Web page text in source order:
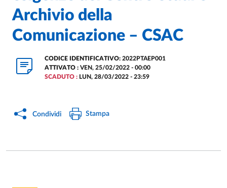
Archivio della
Comunicazione – CSAC
CODICE IDENTIFICATIVO: 2022PTAEP001
ATTIVATO : VEN, 25/02/2022 - 00:00
SCADUTO : LUN, 28/03/2022 - 23:59
Condividi Stampa